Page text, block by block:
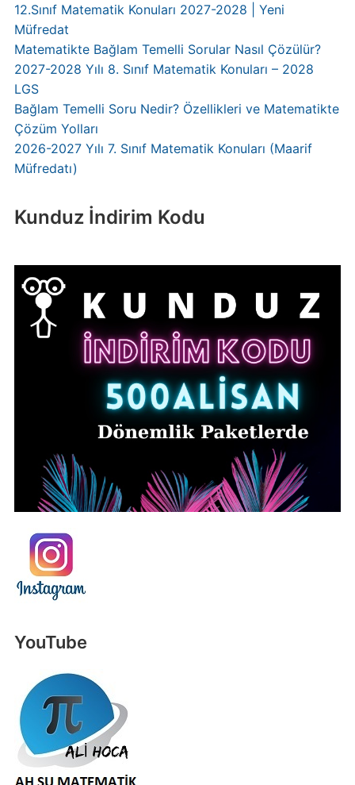
12.Sınıf Matematik Konuları 2027-2028 | Yeni
Müfredat
Matematikte Bağlam Temelli Sorular Nasıl Çözülür?
2027-2028 Yılı 8. Sınıf Matematik Konuları – 2028
LGS
Bağlam Temelli Soru Nedir? Özellikleri ve Matematikte
Çözüm Yolları
2026-2027 Yılı 7. Sınıf Matematik Konuları (Maarif
Müfredatı)
Kunduz İndirim Kodu
YouTube